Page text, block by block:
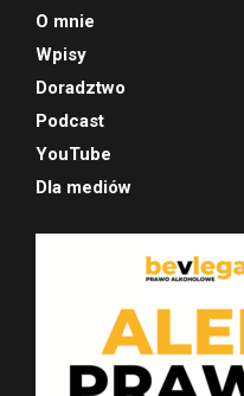
O mnie
Wpisy
Doradztwo
Podcast
YouTube
Dla mediów